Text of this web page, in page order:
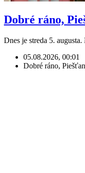
Dobré ráno,
Dnes je streda 5.
05.08.2026, 00:01
Dobré ráno,